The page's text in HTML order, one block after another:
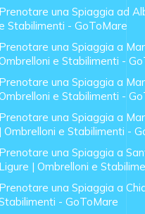
una Spiaggia ad
Stabilimenti - GoToMare
una Spiaggia a
e Stabilimenti -
una Spiaggia a
e Stabilimenti -
una Spiaggia a
Ombrelloni e Stabilimenti -
una Spiaggia a
| Ombrelloni e
una Spiaggia a
- GoToMare